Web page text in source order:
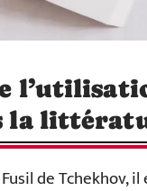
la
de Tchekhov,